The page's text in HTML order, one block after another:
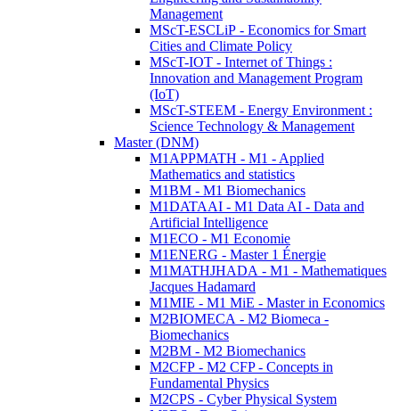
Management
MScT-ESCLiP - Economics for Smart
Cities and Climate Policy
MScT-IOT - Internet of Things :
Innovation and Management Program
(IoT)
MScT-STEEM - Energy Environment :
Science Technology & Management
Master (DNM)
M1APPMATH - M1 - Applied
Mathematics and statistics
M1BM - M1 Biomechanics
M1DATAAI - M1 Data AI - Data and
Artificial Intelligence
M1ECO - M1 Economie
M1ENERG - Master 1 Énergie
M1MATHJHADA - M1 - Mathematiques
Jacques Hadamard
M1MIE - M1 MiE - Master in Economics
M2BIOMECA - M2 Biomeca -
Biomechanics
M2BM - M2 Biomechanics
M2CFP - M2 CFP - Concepts in
Fundamental Physics
M2CPS - Cyber Physical System